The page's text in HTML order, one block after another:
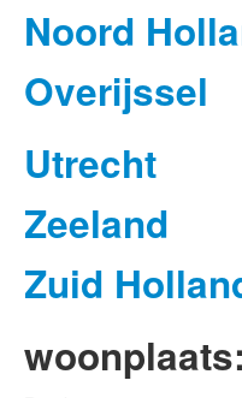
Noord
Overijssel
Utrecht
Zeeland
Zuid
woonplaats: